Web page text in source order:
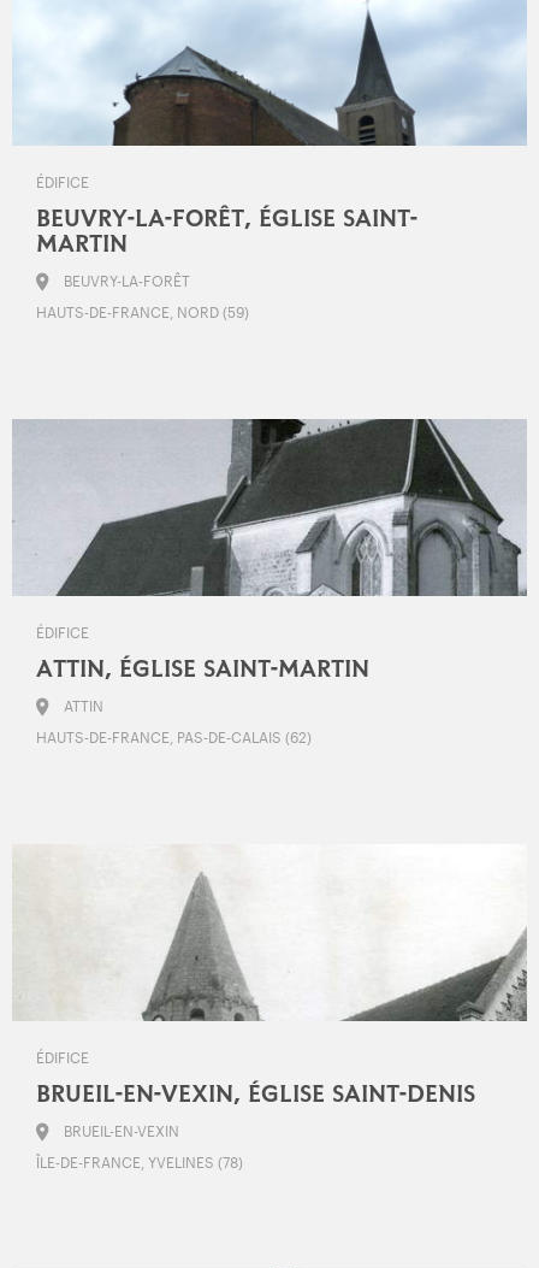
ÉDIFICE
BEUVRY-LA-FORÊT, ÉGLISE SAINT-
MARTIN
BEUVRY-LA-FORÊT
HAUTS-DE-FRANCE, NORD (59)
ÉDIFICE
ATTIN, ÉGLISE SAINT-MARTIN
ATTIN
HAUTS-DE-FRANCE, PAS-DE-CALAIS (62)
ÉDIFICE
BRUEIL-EN-VEXIN, ÉGLISE SAINT-DENIS
BRUEIL-EN-VEXIN
ÎLE-DE-FRANCE, YVELINES (78)